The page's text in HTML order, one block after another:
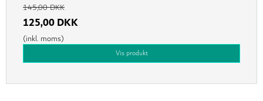
145,00 DKK
125,00 DKK
(inkl. moms)
Vis produkt